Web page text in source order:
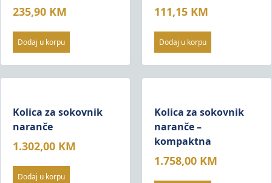
235,90 KM
Dodaj u korpu
111,15 KM
Dodaj u korpu
Kolica za sokovnik
naranče
1.302,00 KM
Dodaj u korpu
Kolica za sokovnik
naranče –
kompaktna
1.758,00 KM